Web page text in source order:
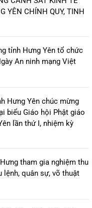
YÊN CHÍNH QUY, TINH
tỉnh Hưng Yên tổ chức
An ninh mạng Việt
Hưng Yên chúc mừng
biểu Giáo hội Phật giáo
lần thứ I, nhiệm kỳ
tham gia nghiệm thu
lệnh, quân sự, võ thuật